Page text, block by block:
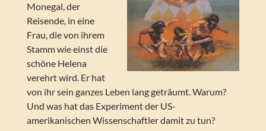
Monegal, der
Reisende, in eine
Frau, die von ihrem
Stamm wie einst die
schöne Helena
verehrt wird. Er hat
von ihr sein ganzes Leben lang geträumt. Warum?
Und was hat das Experiment der US-
amerikanischen Wissenschaftler damit zu tun?